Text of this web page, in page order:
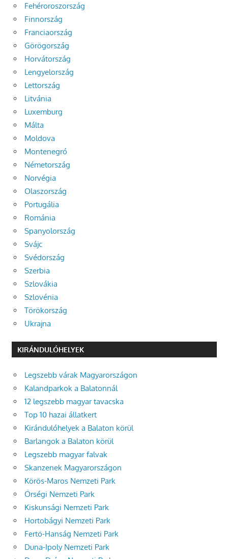
Fehéroroszország
Finnország
Franciaország
Görögország
Horvátország
Lengyelország
Lettország
Litvánia
Luxemburg
Málta
Moldova
Montenegró
Németország
Norvégia
Olaszország
Portugália
Románia
Spanyolország
Svájc
Svédország
Szerbia
Szlovákia
Szlovénia
Törökország
Ukrajna
KIRÁNDULÓHELYEK
Legszebb várak Magyarországon
Kalandparkok a Balatonnál
12 legszebb magyar tavacska
Top 10 hazai állatkert
Kirándulóhelyek a Balaton körül
Barlangok a Balaton körül
Legszebb magyar falvak
Skanzenek Magyarországon
Körös-Maros Nemzeti Park
Őrségi Nemzeti Park
Kiskunsági Nemzeti Park
Hortobágyi Nemzeti Park
Fertő-Hanság Nemzeti Park
Duna-Ipoly Nemzeti Park